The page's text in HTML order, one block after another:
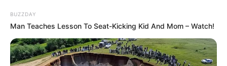
BUZZDAY
Man Teaches Lesson To Seat-Kicking Kid And Mom – Watch!